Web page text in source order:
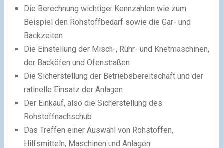
Die Berechnung wichtiger Kennzahlen wie zum
Beispiel den Rohstoffbedarf sowie die Gär- und
Backzeiten
Die Einstellung der Misch-, Rühr- und Knetmaschinen,
der Backöfen und Ofenstraßen
Die Sicherstellung der Betriebsbereitschaft und der
ratinelle Einsatz der Anlagen
Der Einkauf, also die Sicherstellung des
Rohstoffnachschub
Das Treffen einer Auswahl von Rohstoffen,
Hilfsmitteln, Maschinen und Anlagen